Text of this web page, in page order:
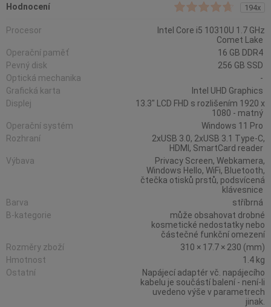
Hodnocení 194x
Procesor
Intel Core i5 10310U 1.7 GHz
Comet Lake
Operační paměť
16 GB DDR4
Pevný disk
256 GB SSD
Optická mechanika
-
Grafická karta
Intel UHD Graphics
Displej
13.3" LCD FHD s rozlišením 1920 x
1080 - matný
Operační systém
Windows 11 Pro
Rozhraní
2xUSB 3.0, 2xUSB 3.1 Type-C,
HDMI, SmartCard reader
Výbava
Privacy Screen, Webkamera,
Windows Hello, WiFi, Bluetooth,
čtečka otisků prstů, podsvícená
klávesnice
Barva
stříbrná
B-kategorie
může obsahovat drobné
kosmetické nedostatky nebo
částečné funkční omezení
Rozměry zboží
310 × 17.7 × 230 (mm)
Hmotnost
1.4 kg
Ostatní
Napájecí adaptér vč. napájecího
kabelu je součástí balení - není-li
uvedeno výše v parametrech
jinak.